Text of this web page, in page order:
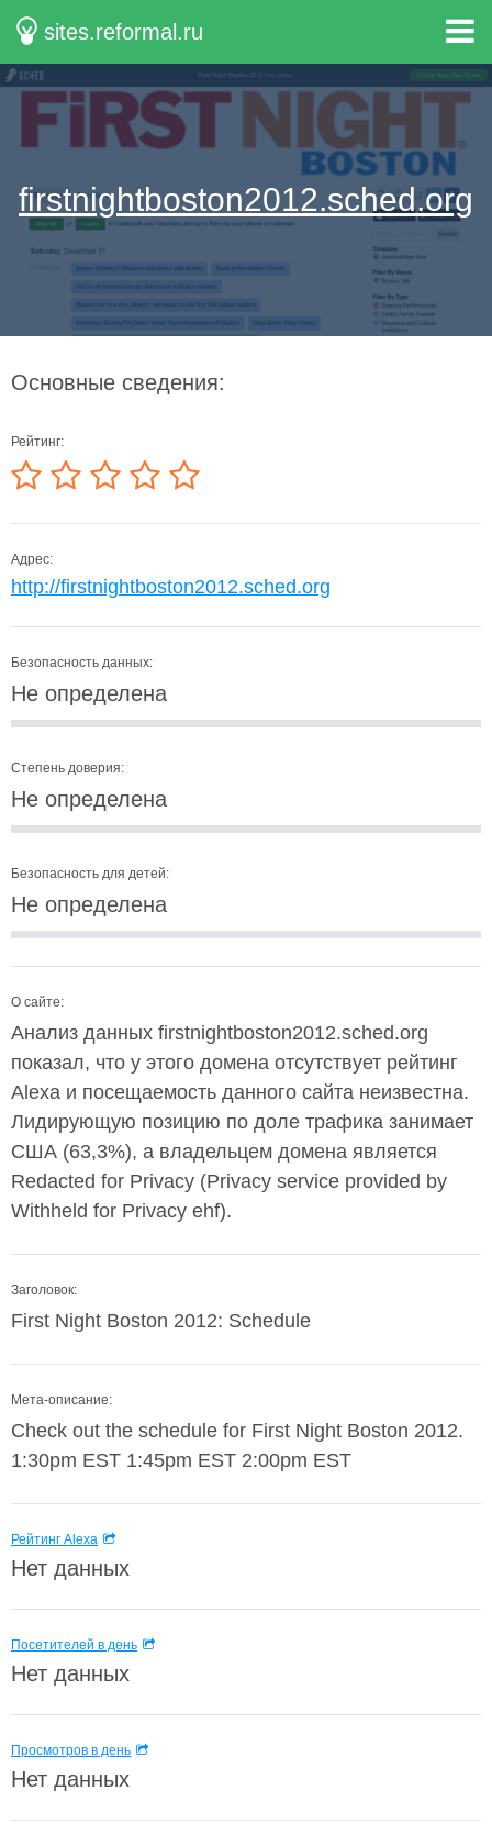
sites.reformal.ru
firstnightboston2012.sched.org
Основные сведения:
Рейтинг:
Адрес:
http://firstnightboston2012.sched.org
Безопасность данных:
Не определена
Степень доверия:
Не определена
Безопасность для детей:
Не определена
О сайте:
Анализ данных firstnightboston2012.sched.org
показал, что у этого домена отсутствует рейтинг
Alexa и посещаемость данного сайта неизвестна.
Лидирующую позицию по доле трафика занимает
США (63,3%), а владельцем домена является
Redacted for Privacy (Privacy service provided by
Withheld for Privacy ehf).
Заголовок:
First Night Boston 2012: Schedule
Мета-описание:
Check out the schedule for First Night Boston 2012.
1:30pm EST 1:45pm EST 2:00pm EST
Рейтинг Alexa
Нет данных
Посетителей в день
Нет данных
Просмотров в день
Нет данных